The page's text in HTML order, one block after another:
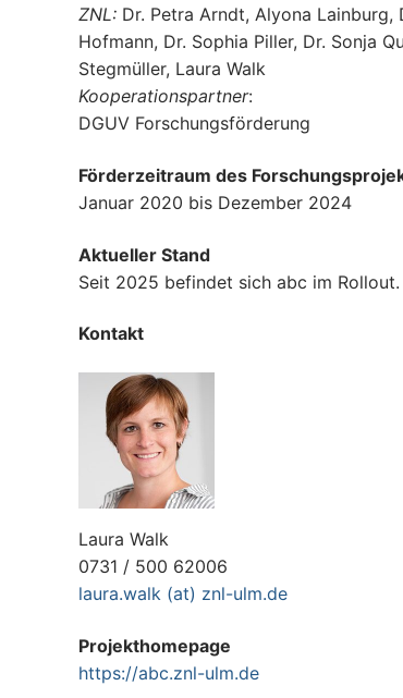
ZNL: Dr. Petra Arndt, Alyona Lainburg,
Hofmann, Dr. Sophia Piller, Dr. Sonja
Stegmüller, Laura Walk
Kooperationspartner:
DGUV Forschungsförderung
Förderzeitraum des
Januar 2020 bis Dezember 2024
Aktueller Stand
Seit 2025 befindet sich abc im Rollout.
Kontakt
Laura Walk
0731 / 500 62006
laura.walk (at) znl-ulm.de
Projekthomepage
https://abc.znl-ulm.de